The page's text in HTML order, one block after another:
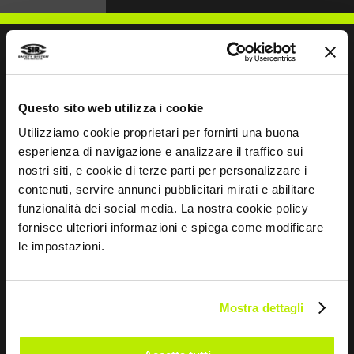
Questo sito web utilizza i cookie
Utilizziamo cookie proprietari per fornirti una buona
esperienza di navigazione e analizzare il traffico sui
nostri siti, e cookie di terze parti per personalizzare i
contenuti, servire annunci pubblicitari mirati e abilitare
funzionalità dei social media. La nostra cookie policy
fornisce ulteriori informazioni e spiega come modificare
le impostazioni.
Mostra dettagli
SCHREIBEN SIE UNS
Bleiben wir in Kontakt
Leave
gemäß Art. 13 EU-Verordnung 679/16 gelesen.